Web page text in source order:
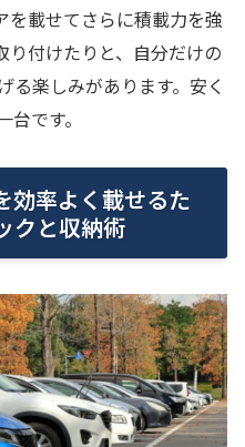
を載せてさらに積載力を強
り付けたりと、自分だけの
る楽しみがあります。安く
です。
効率よく載せるた
クと収納術